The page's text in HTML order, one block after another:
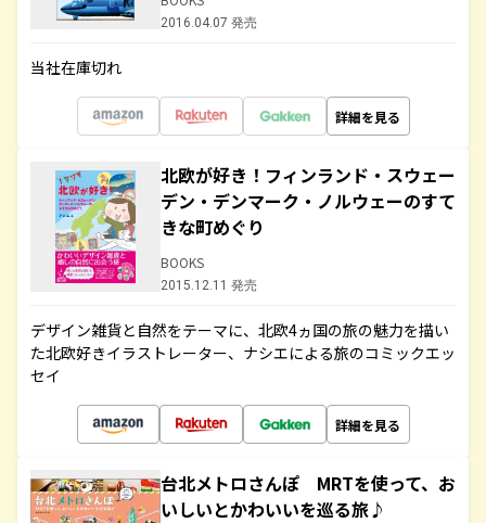
2016.04.07 発売
当社在庫切れ
詳細を見る
北欧が好き！フィンランド・スウェー
デン・デンマーク・ノルウェーのすて
きな町めぐり
BOOKS
2015.12.11 発売
デザイン雑貨と自然をテーマに、北欧4ヵ国の旅の魅力を描い
た北欧好きイラストレーター、ナシエによる旅のコミックエッ
セイ
詳細を見る
台北メトロさんぽ MRTを使って、お
いしいとかわいいを巡る旅♪